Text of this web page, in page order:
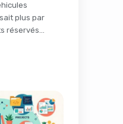
plus par
réservés
la
vient de
un pick-
à
Pour